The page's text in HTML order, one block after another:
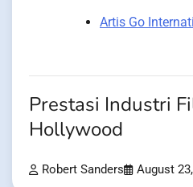
Artis Go
Prestasi Industri
Hollywood
Robert Sanders August